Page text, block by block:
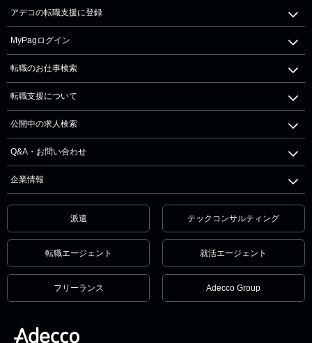
アデコの転職支援に登録
MyPagログイン
転職のお仕事検索
転職支援について
公開中の求人検索
Q&A・お問い合わせ
企業情報
派遣 テックコンサルティング
転職エージェント 就活エージェント
フリーランス Adecco Group